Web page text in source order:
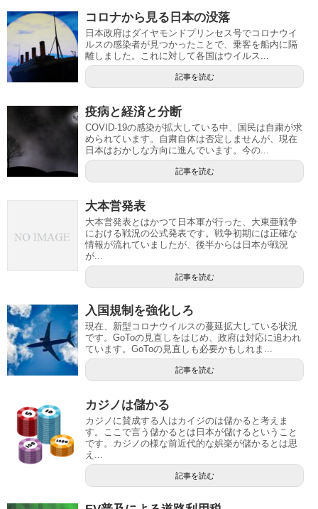
コロナから見る日本の没落
日本政府はダイヤモンドプリンセス号でコロナウイ
ルスの感染者が見つかったことで、乗客を船内に隔
離しました。これに対して各国はウイルス...
記事を読む
疫病と経済と分断
COVID-19の感染が拡大している中、国民は自粛が求
められています。自粛自体は否定しませんが、現在
日本はおかしな方向に進んでいます。今の...
記事を読む
大本営発表
大本営発表とはかつて日本軍が行った、大東亜戦争
における戦況の公式発表です。戦争初期には正確な
情報が流れていましたが、後半からは日本が戦況
が...
記事を読む
入国規制を強化しろ
現在、新型コロナウイルスの蔓延拡大している状況
です。GoToの見直しをはじめ、政府は対応に追われ
ています。GoToの見直しも必要かもしれま...
記事を読む
カジノは儲かる
カジノに賛成する人はカイジのは儲かると考えま
す。ここで言う儲かるとは日本が儲けるということ
です。カジノの様な前近代的な娯楽が儲かるとは思
え...
記事を読む